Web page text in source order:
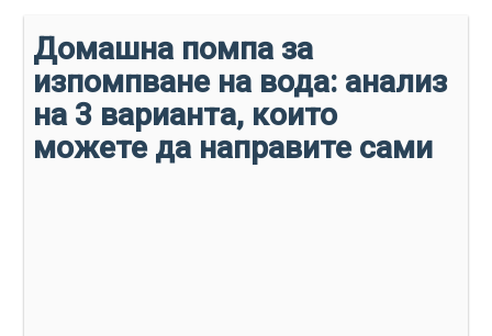
Домашна помпа за
изпомпване на вода: анализ
на 3 варианта, които
можете да направите сами